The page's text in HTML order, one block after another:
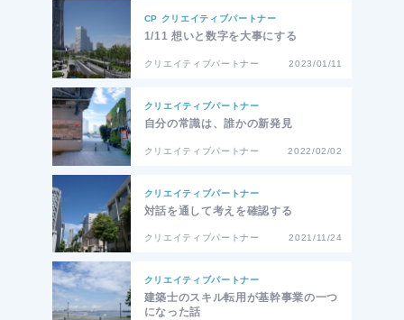
CP クリエイティブパートナー
1/11 想いと数字を大事にする
クリエイティブパートナー 2023/01/11
クリエイティブパートナー
自分の常識は、誰かの新発見
クリエイティブパートナー 2022/02/02
クリエイティブパートナー
対話を通して考えを確認する
クリエイティブパートナー 2021/11/24
クリエイティブパートナー
建築士のスキル転用が基幹事業の一つ
になった話